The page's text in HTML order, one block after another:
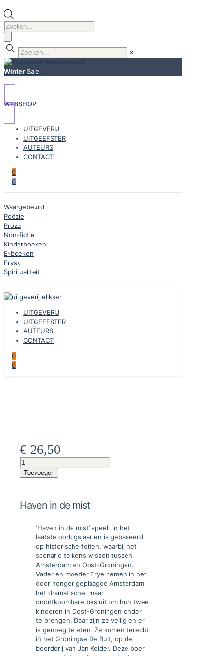
Producten
zoeken
✕
Winter Sale
WEBSHOP
UITGEVERIJ
UITGEEFSTER
AUTEURS
CONTACT
0
0
Waargebeurd
Poëzie
Proza
Non-fictie
Kinderboeken
E-boeken
Frysk
Spiritualiteit
UITGEVERIJ
UITGEEFSTER
AUTEURS
CONTACT
0
0
€ 26,50
Haven
in
de
Toevoegen
Haven in de mist
‘Haven in de mist’ speelt in het
laatste oorlogsjaar en is gebaseerd
op historische feiten, waarbij het
scenario telkens wisselt tussen
Amsterdam en Oost-Groningen.
Vader en moeder Frye nemen in het
door honger geplaagde Amsterdam
het dramatische, maar
onontkoombare besluit om hun twee
kinderen in Oost-Groningen onder
te brengen. Daar zijn ze veilig en er
is genoeg te eten. Ze komen terecht
in het Groningse De Bult, op de
boerderij van Jan Kolder. Deze boer,